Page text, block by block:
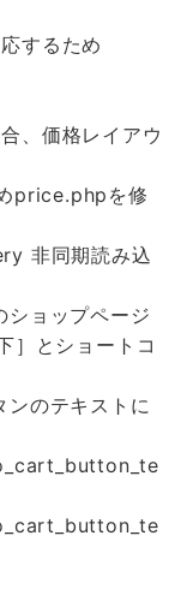
するため
、価格レイアウ
price.phpを修
非同期読み込
ョップページ
］とショートコ
ンのテキストに